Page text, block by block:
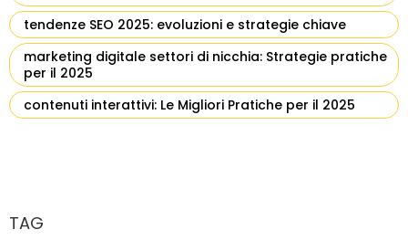
tendenze SEO 2025: evoluzioni e strategie chiave
marketing digitale settori di nicchia: Strategie pratiche
per il 2025
contenuti interattivi: Le Migliori Pratiche per il 2025
TAG